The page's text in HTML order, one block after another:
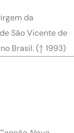
da
São Vicente de
Brasil. († 1993)